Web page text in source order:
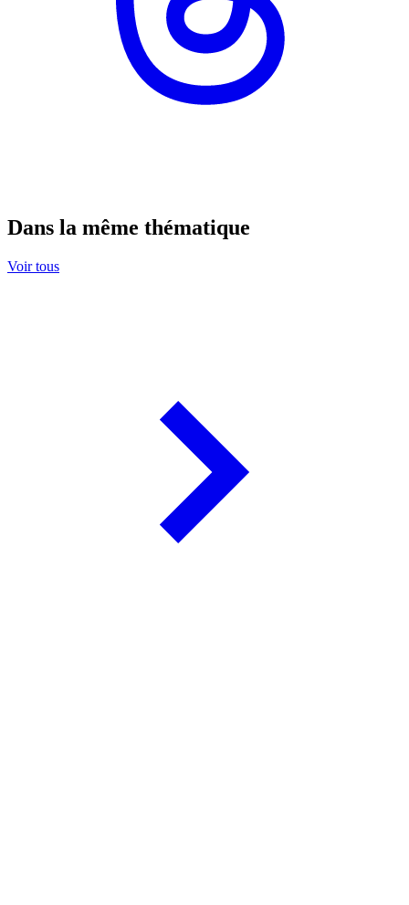
Dans la même thématique
Voir tous